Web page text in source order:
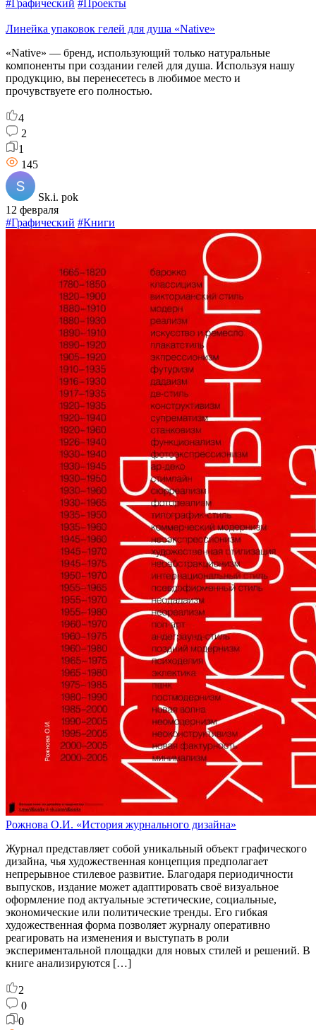
#Графический #Проекты
Линейка упаковок гелей для душа «Native»
«Native» — бренд, использующий только натуральные
компоненты при создании гелей для душа. Используя нашу
продукцию, вы перенесетесь в любимое место и
прочувствуете его полностью.
4
2
1
145
Sk.i. pok
12 февраля
#Графический #Книги
Рожнова О.И. «История журнального дизайна»
Журнал представляет собой уникальный объект графического
дизайна, чья художественная концепция предполагает
непрерывное стилевое развитие. Благодаря периодичности
выпусков, издание может адаптировать своё визуальное
оформление под актуальные эстетические, социальные,
экономические или политические тренды. Его гибкая
художественная форма позволяет журналу оперативно
реагировать на изменения и выступать в роли
экспериментальной площадки для новых стилей и решений. В
книге анализируются […]
2
0
0